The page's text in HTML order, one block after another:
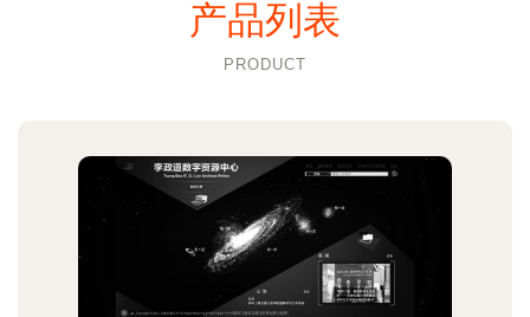
产品列表
PRODUCT